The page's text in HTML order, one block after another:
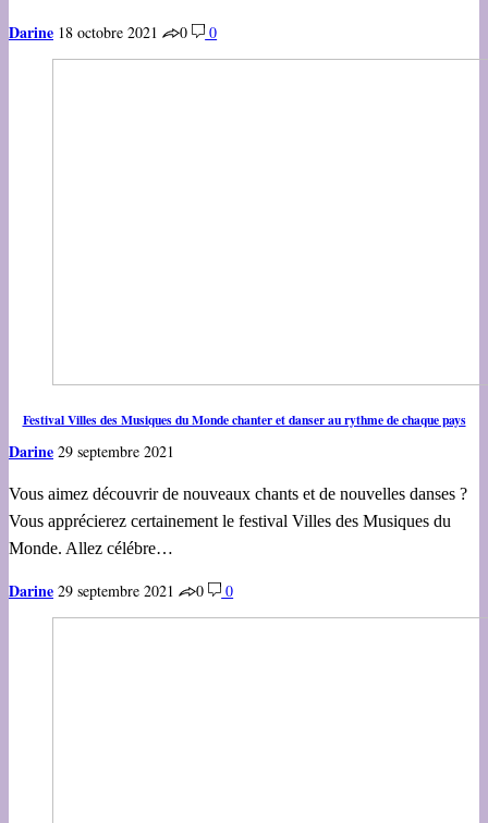
Darine 18 octobre 2021 0 0
Festival Villes des Musiques du Monde chanter et danser au rythme de chaque pays
Darine 29 septembre 2021
Vous aimez découvrir de nouveaux chants et de nouvelles danses ?
Vous apprécierez certainement le festival Villes des Musiques du
Monde. Allez célébre…
Darine 29 septembre 2021 0 0